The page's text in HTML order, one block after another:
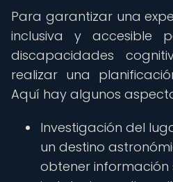
Para garantizar una
inclusiva y accesible
discapacidades
realizar una
Aquí hay algunos
Investigación del
un destino
obtener información